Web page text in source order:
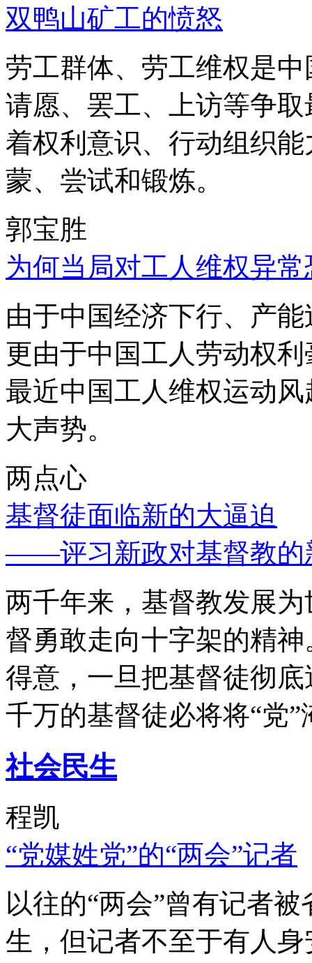
双鸭山矿工的愤怒
劳工群体、劳工维权是
请愿、罢工、上访等争
着权利意识、行动组织
蒙、尝试和锻炼。
郭宝胜
为何当局对工人维权异
由于中国经济下行、产
更由于中国工人劳动权
最近中国工人维权运动
大声势。
两点心
基督徒面临新的大逼迫
——评习新政对基督教的
两千年来，基督教发展
督勇敢走向十字架的精
得意，一旦把基督徒彻
千万的基督徒必将将“党”
社会民生
程凯
“党媒姓党”的“两会”记者
以往的“两会”曾有记者
生，但记者不至于有人